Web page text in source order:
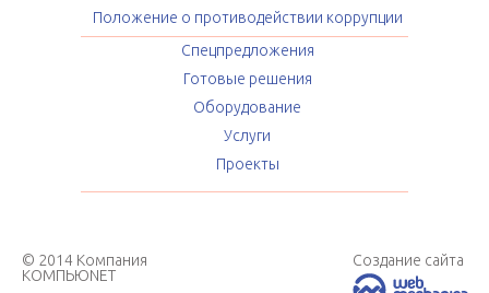
Положение о противодействии коррупции
Спецпредложения
Готовые решения
Оборудование
Услуги
Проекты
© 2014 Компания
КОМПЬЮNET
Создание сайта